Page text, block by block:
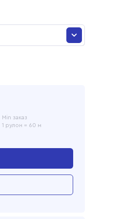
Min заказ
1 рулон = 60 м